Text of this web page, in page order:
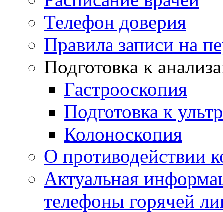
Телефон доверия
Правила записи на
Подготовка к
Гастрооскопия
Подготовка к
Колоноскопия
О противодействии
Актуальная
телефоны горячей